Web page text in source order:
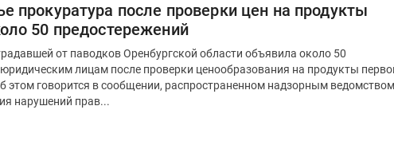
прокуратура после проверки цен на продукты
50 предостережений
от паводков Оренбургской области объявила около 50
лицам после проверки ценообразования на продукты
этом говорится в сообщении, распространенном надзорным ведомством.
нарушений прав...